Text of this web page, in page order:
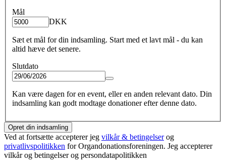
Mål
DKK
Sæt et mål for din indsamling. Start med et lavt mål - du kan
altid hæve det senere.
Slutdato
Kan være dagen for en event, eller en anden relevant dato. Din
indsamling kan godt modtage donationer efter denne dato.
Opret din indsamling
Ved at fortsætte accepterer jeg vilkår & betingelserog
privatlivspolitikken for Organdonationsforeningen. Jeg accepterer
vilkår og betingelser og persondatapolitikken